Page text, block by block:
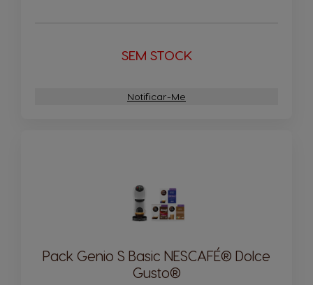
SEM STOCK
Notificar-Me
Pack Genio S Basic NESCAFÉ® Dolce
Gusto®